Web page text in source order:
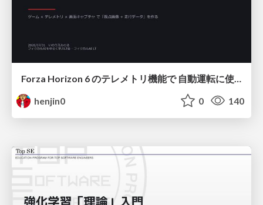
henjin0
0 140